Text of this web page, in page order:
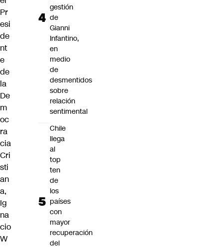
Pr
esi
de
nt
e
de
la
De
m
oc
ra
cia
Cri
sti
an
a,
Ig
na
cio
W
gestión
de
Gianni
Infantino,
en
medio
de
desmentidos
sobre
relación
sentimental
Chile
llega
al
top
ten
de
los
países
con
mayor
recuperación
del